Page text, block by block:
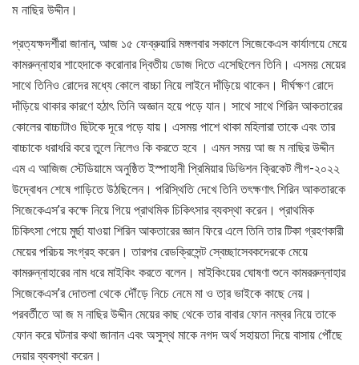
ম নাছির উদ্দীন।
প্রত্যক্ষদর্শীরা জানান, আজ ১৫ ফেব্রুয়ারি মঙ্গলবার সকালে সিজেকেএস কার্যালয়ে মেয়ে
কামরুন্নাহার শাহেদাকে করোনার দ্বিতীয় ডোজ দিতে এসেছিলেন তিনি। এসময় মেয়ের
সাথে তিনিও রোদের মধ্যে কোলে বাচ্চা নিয়ে লাইনে দাঁড়িয়ে থাকেন। দীর্ঘক্ষণ রোদে
দাঁড়িয়ে থাকার কারণে হঠাৎ তিনি অজ্ঞান হয়ে পড়ে যান। সাথে সাথে শিরিন আকতারের
কোলের বাচ্চাটাও ছিটকে দূরে পড়ে যায়। এসময় পাশে থাকা মহিলারা তাকে এবং তার
বাচ্চাকে ধরাধরি করে তুলে নিলেও কি করতে হবে । এমন সময় আ জ ম নাছির উদ্দীন
এম এ আজিজ স্টেডিয়ামে অনুষ্ঠিত ইস্পাহানী প্রিমিয়ার ডিভিশন ক্রিকেট লীগ-২০২২
উদ্বোধন শেষে গাড়িতে উঠছিলেন। পরিস্থিতি দেখে তিনি তৎক্ষণাৎ শিরিন আকতারকে
সিজেকেএস’র কক্ষে নিয়ে গিয়ে প্রাথমিক চিকিৎসার ব্যবস্থা করেন। প্রাথমিক
চিকিৎসা পেয়ে মুর্ছা যাওয়া শিরিন আকতারের জ্ঞান ফিরে এলে তিনি তার টিকা গ্রহণকারী
মেয়ের পরিচয় সংগ্রহ করেন। তারপর রেডক্রিসেন্ট স্বেচ্ছাসেবকদেরকে মেয়ে
কামরুন্নাহারের নাম ধরে মাইকিং করতে বলেন। মাইকিংয়ের ঘোষণা শুনে কামররুন্নাহার
সিজেকেএস’র দোতলা থেকে দৌঁড়ে নিচে নেমে মা ও তা্র ভাইকে কাছে নেয়।
পরবর্তীতে আ জ ম নাছির উদ্দীন মেয়ের কাছ থেকে তার বাবার ফোন নম্বর নিয়ে তাকে
ফোন করে ঘটনার কথা জানান এবং অসুস্থ মাকে নগদ অর্থ সহায়তা দিয়ে বাসায় পৌঁছে
দেয়ার ব্যবস্থা করেন।